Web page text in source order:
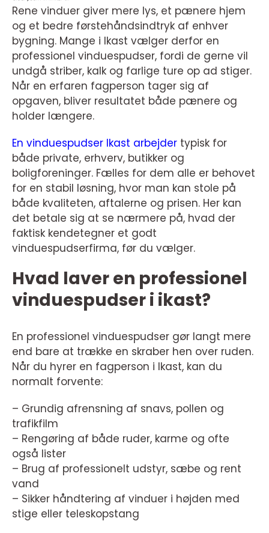
Rene vinduer giver mere lys, et pænere hjem
og et bedre førstehåndsindtryk af enhver
bygning. Mange i Ikast vælger derfor en
professionel vinduespudser, fordi de gerne vil
undgå striber, kalk og farlige ture op ad stiger.
Når en erfaren fagperson tager sig af
opgaven, bliver resultatet både pænere og
holder længere.
En vinduespudser Ikast arbejder typisk for
både private, erhverv, butikker og
boligforeninger. Fælles for dem alle er behovet
for en stabil løsning, hvor man kan stole på
både kvaliteten, aftalerne og prisen. Her kan
det betale sig at se nærmere på, hvad der
faktisk kendetegner et godt
vinduespudserfirma, før du vælger.
Hvad laver en professionel
vinduespudser i ikast?
En professionel vinduespudser gør langt mere
end bare at trække en skraber hen over ruden.
Når du hyrer en fagperson i Ikast, kan du
normalt forvente:
– Grundig afrensning af snavs, pollen og
trafikfilm
– Rengøring af både ruder, karme og ofte
også lister
– Brug af professionelt udstyr, sæbe og rent
vand
– Sikker håndtering af vinduer i højden med
stige eller teleskopstang